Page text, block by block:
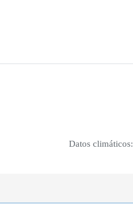
Datos climáticos: